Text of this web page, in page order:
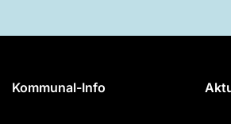
Kommunal-Info